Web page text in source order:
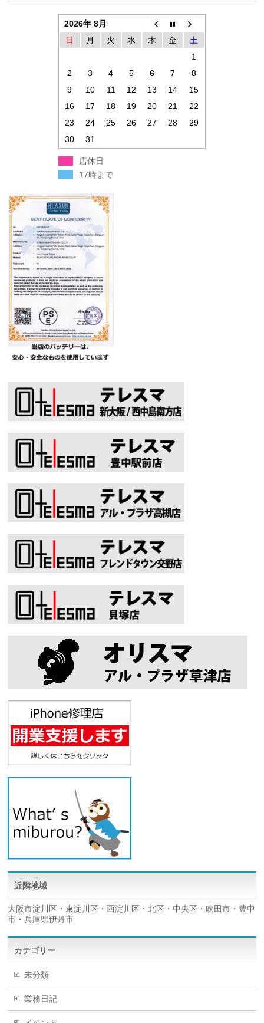
2026年 8月
日
月 火 水 木 金
土
1
2
3 4 5 6 7
8
9
10 11 12 13 14
15
16
17 18 19 20 21
22
23
24 25 26 27 28
29
30
31
店休日
17時まで
近隣地域
大阪市淀川区・東淀川区・西淀川区・北区・中央区・吹田市・豊中
市・兵庫県伊丹市
カテゴリー
未分類
業務日記